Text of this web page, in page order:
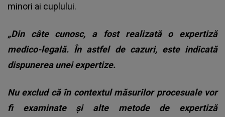
minori ai cuplului.
„Din câte cunosc, a fost realizată o expertiză
medico-legală. În astfel de cazuri, este indicată
dispunerea unei expertize.
Nu exclud că în contextul măsurilor procesuale vor
fi examinate și alte metode de expertiză